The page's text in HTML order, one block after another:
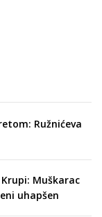
Ružnićeva
Krupi: Muškarac
uhapšen